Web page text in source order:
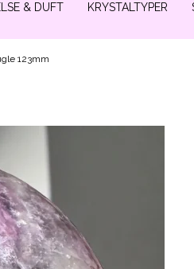
& DUFT KRYSTALTYPER
123mm